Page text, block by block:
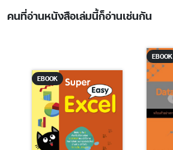
คนที่อ่านหนังสือเล่มนี้ก็อ่านเช่นกัน
EBOOK
EBOOK